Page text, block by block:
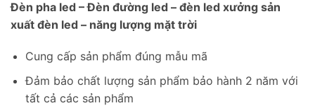
Đèn pha led – Đèn đường led – đèn led xưởng sản
xuất đèn led – năng lượng mặt trời
Cung cấp sản phẩm đúng mẫu mã
Đảm bảo chất lượng sản phẩm bảo hành 2 năm với
tất cả các sản phẩm